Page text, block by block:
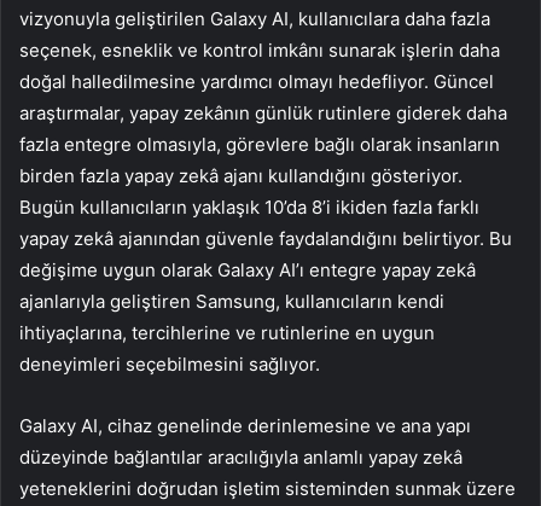
vizyonuyla geliştirilen Galaxy AI, kullanıcılara daha fazla
seçenek, esneklik ve kontrol imkânı sunarak işlerin daha
doğal halledilmesine yardımcı olmayı hedefliyor. Güncel
araştırmalar, yapay zekânın günlük rutinlere giderek daha
fazla entegre olmasıyla, görevlere bağlı olarak insanların
birden fazla yapay zekâ ajanı kullandığını gösteriyor.
Bugün kullanıcıların yaklaşık 10’da 8’i ikiden fazla farklı
yapay zekâ ajanından güvenle faydalandığını belirtiyor. Bu
değişime uygun olarak Galaxy AI’ı entegre yapay zekâ
ajanlarıyla geliştiren Samsung, kullanıcıların kendi
ihtiyaçlarına, tercihlerine ve rutinlerine en uygun
deneyimleri seçebilmesini sağlıyor.
Galaxy AI, cihaz genelinde derinlemesine ve ana yapı
düzeyinde bağlantılar aracılığıyla anlamlı yapay zekâ
yeteneklerini doğrudan işletim sisteminden sunmak üzere